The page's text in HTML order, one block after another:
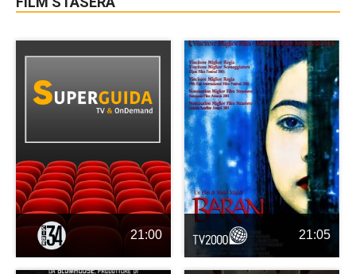
21:00 21:05